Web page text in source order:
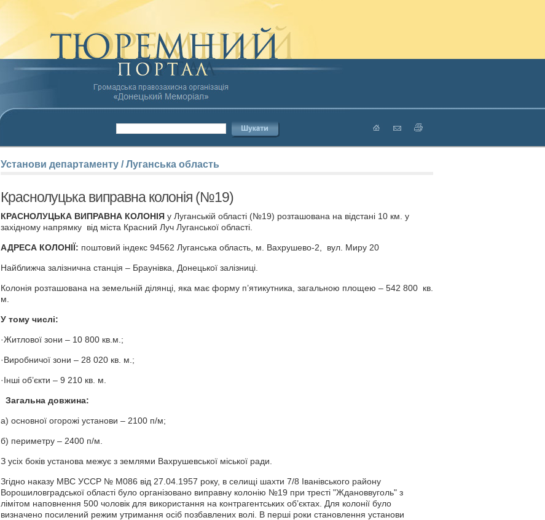
Установи департаменту /Луганська область
Краснолуцька виправна колонія (№19)
КРАСНОЛУЦЬКА ВИПРАВНА КОЛОНІЯ у Луганській області (№19) розташована на відстані 10 км. у
західному напрямку від міста Красний Луч Луганської області.
АДРЕСА КОЛОНІЇ: поштовий індекс 94562 Луганська область, м. Вахрушево-2, вул. Миру 20
Найближча залізнична станція – Браунівка, Донецької залізниці.
Колонія розташована на земельній ділянці, яка має форму п’ятикутника, загальною площею – 542 800 кв.
м.
У тому числі:
·Житлової зони – 10 800 кв.м.;
·Виробничої зони – 28 020 кв. м.;
·Інші об’єкти – 9 210 кв. м.
Загальна довжина:
а) основної огорожі установи – 2100 п/м;
б) периметру – 2400 п/м.
З усіх боків установа межує з землями Вахрушевської міської ради.
Згідно наказу МВС УССР № М086 від 27.04.1957 року, в селищі шахти 7/8 Іванівського району
Ворошиловградської області було організовано виправну колонію №19 при тресті "Ждановвуголь" з
лімітом наповнення 500 чоловік для використання на контрагентських об’єктах. Для колонії було
визначено посилений режим утримання осіб позбавлених волі. В перші роки становлення установи